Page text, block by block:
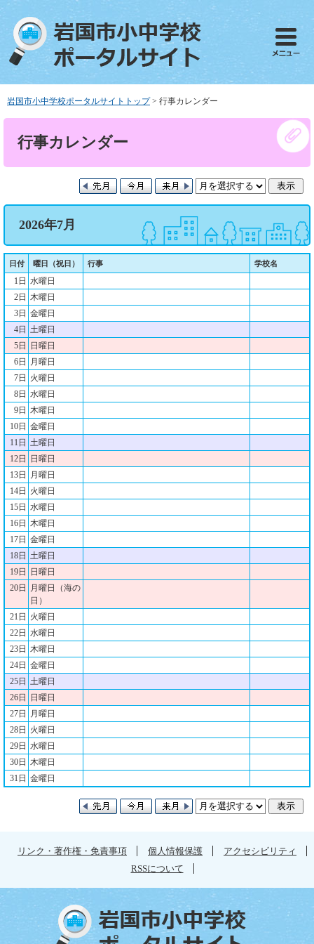
ペ
で
メ
ば
へ
岩国市小中学校ポータルサイトトップ > 行事カレンダー
行事カレンダー
2026年7月
日付 曜日（祝日） 行事 学校名
1日 水曜日
2日 木曜日
3日 金曜日
4日 土曜日
5日
日曜日
6日
月曜日
7日 火曜日
8日 水曜日
9日 木曜日
10日 金曜日
11日 土曜日
12日
日曜日
13日
月曜日
14日 火曜日
15日 水曜日
16日 木曜日
17日 金曜日
18日 土曜日
19日
日曜日
20日
月曜日（海の
日）
21日 火曜日
22日 水曜日
23日 木曜日
24日 金曜日
25日 土曜日
26日
日曜日
27日
月曜日
28日 火曜日
29日 水曜日
30日 木曜日
31日 金曜日
リンク・著作権・免責事項 個人情報保護
アクセシビリティ
RSSについて